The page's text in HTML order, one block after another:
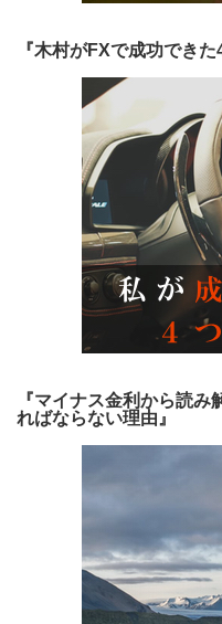
『木村がFXで成功できた
『マイナス金利から読
ればならない理由』